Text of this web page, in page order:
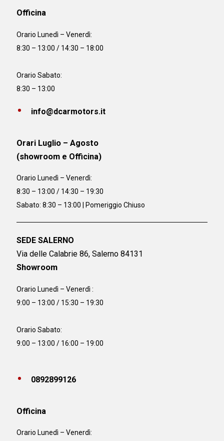
Officina
Orario Lunedì – Venerdì:
8:30 – 13:00 / 14:30 – 18:00
Orario Sabato:
8:30 – 13:00
info@dcarmotors.it
Orari Luglio – Agosto
(showroom e Officina)
Orario Lunedì – Venerdì:
8:30 – 13:00 / 14:30 – 19:30
Sabato: 8:30 – 13:00 | Pomeriggio Chiuso
SEDE SALERNO
Via delle Calabrie 86, Salerno 84131
Showroom
Orario Lunedì – Venerdì :
9:00 – 13:00 / 15:30 – 19:30
Orario Sabato:
9:00 – 13:00 / 16:00 – 19:00
0892899126
Officina
Orario Lunedì – Venerdì: